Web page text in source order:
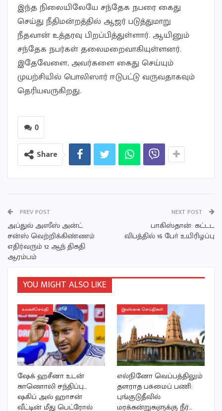
இந்த நிலையிலேயே சந்தேக நபரை கைது
செய்து நீதிமன்றத்தில் ஆஜர் படுத்துமாறு
நீதவான் உத்தரவு பிறப்பித்துள்ளார். ஆயினும்
சந்தேக நபர்கள் தலைமறைவாகியுள்ளனர்.
இதேவேளை, அவர்களை கைது செய்யும்
முயற்சியில் பொலிஸார் ஈடுபட்டு வருவதாகவும்
தெரியவருகிறது.
0
Share
PREV POST
அப்துல் அஸீஸ் அன்ட்
சன்ஸ் வெற்றிக்கிண்ணம்
எதிர்வரும் 12 ஆந் திகதி
ஆரம்பம்
NEXT POST
பாகிஸ்தான்: கட்டட
விபத்தில் 16 போ் உயிரிழப்பு
YOU MIGHT ALSO LIKE
உலகச்செய்தி
ஷேக் ஹசீனா உடன்
காணொலி சந்திப்பு…
ஷகிப் அல் ஹாசன்
வீட்டின் மீது பெட்ரோல்
இலங்கை செய்திகள்
எல்நினோ வெப்பத்திலும்
தளராத பசுமைப் பணி:
புங்குடுதீவில்
மரக்கன்றுகளுக்கு நீர்…